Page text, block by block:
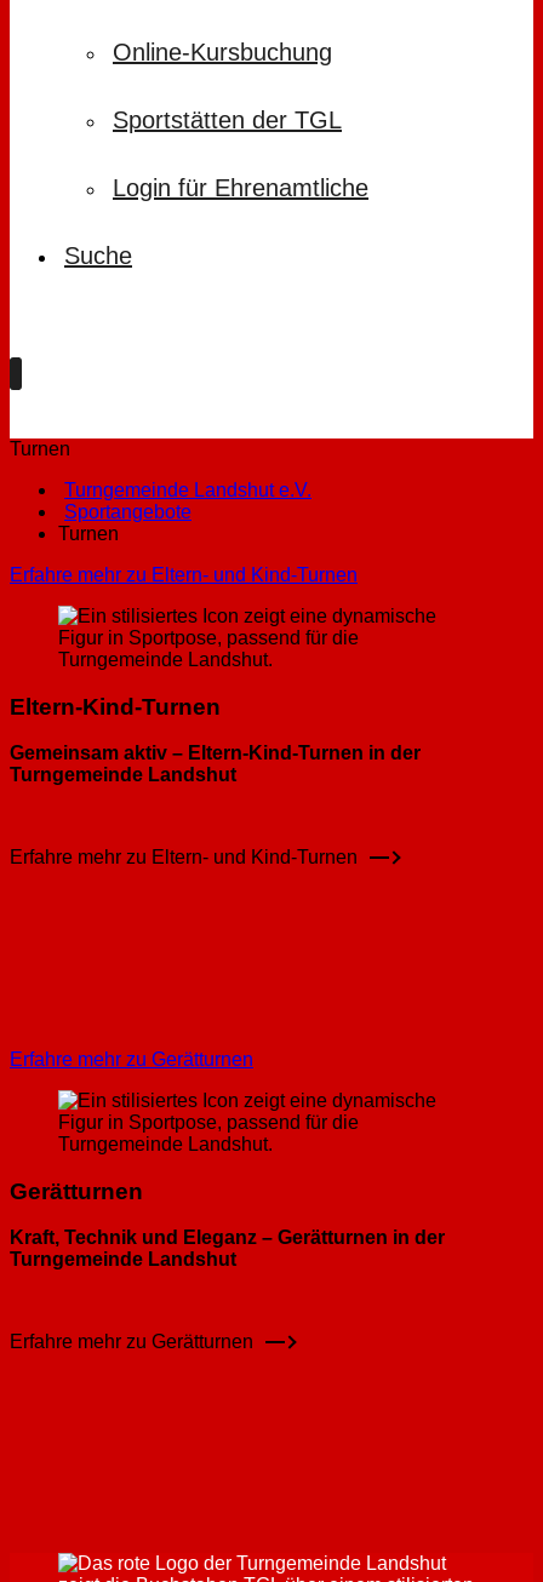
Online-Kursbuchung
Sportstätten der TGL
Login für Ehrenamtliche
Suche
Turnen
Turngemeinde Landshut e.V.
Sportangebote
Turnen
Erfahre mehr zu Eltern- und Kind-Turnen
Eltern-Kind-Turnen
Gemeinsam aktiv – Eltern-Kind-Turnen in der
Turngemeinde Landshut
Erfahre mehr zu Eltern- und Kind-Turnen
Erfahre mehr zu Gerätturnen
Gerätturnen
Kraft, Technik und Eleganz – Gerätturnen in der
Turngemeinde Landshut
Erfahre mehr zu Gerätturnen